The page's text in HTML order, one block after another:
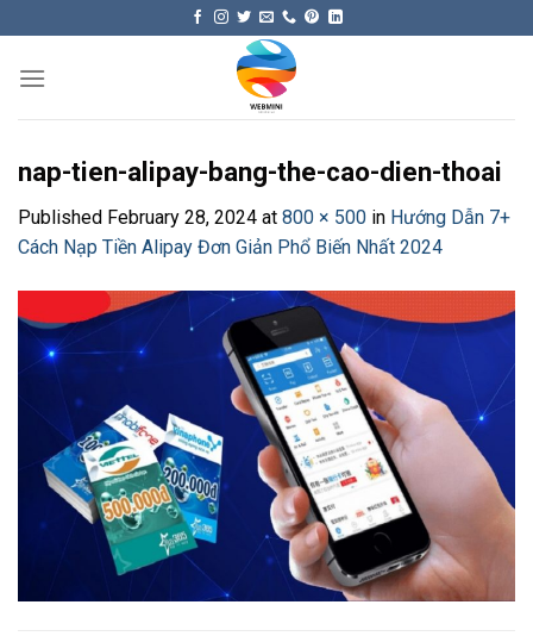
content
nap-tien-alipay-bang-the-cao-dien-thoai
Published February 28, 2024 at 800 × 500 in Hướng Dẫn 7+
Cách Nạp Tiền Alipay Đơn Giản Phổ Biến Nhất 2024